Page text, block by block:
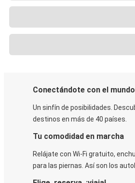
Conectándote con el mundo
Un sinfín de posibilidades.
destinos en más de 40 países.
Tu comodidad en marcha
Relájate con Wi-Fi gratuito,
para las piernas. Así son los